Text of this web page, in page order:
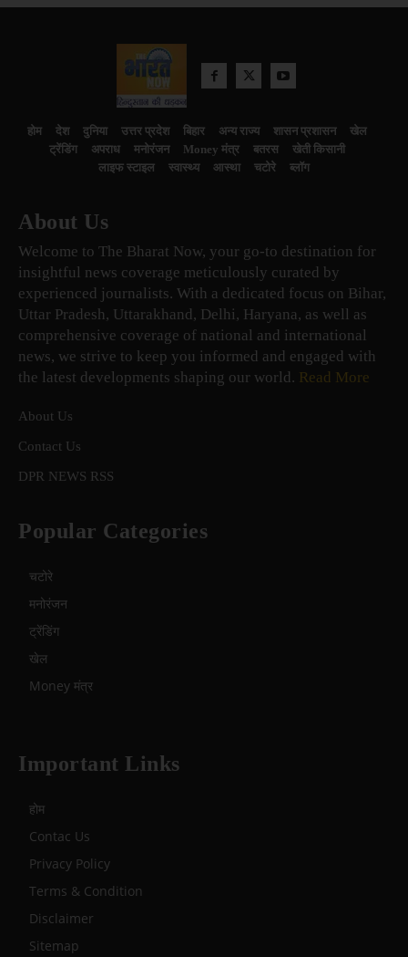
होम देश दुनिया उत्तर प्रदेश बिहार अन्य राज्य शासन प्रशासन
खेल
ट्रेंडिंग
अपराध मनोरंजन Money मंत्र बतरस
खेती किसानी
लाइफ स्टाइल
स्वास्थ्य आस्था चटोरे ब्लॉग
About Us
Welcome to The Bharat Now, your go-to destination for
insightful news coverage meticulously curated by
experienced journalists. With a dedicated focus on Bihar,
Uttar Pradesh, Uttarakhand, Delhi, Haryana, as well as
comprehensive coverage of national and international
news, we strive to keep you informed and engaged with
the latest developments shaping our world. Read More
About Us
Contact Us
DPR NEWS RSS
Popular Categories
चटोरे
मनोरंजन
ट्रेंडिंग
खेल
Money मंत्र
Important Links
होम
Contac Us
Privacy Policy
Terms & Condition
Disclaimer
Sitemap